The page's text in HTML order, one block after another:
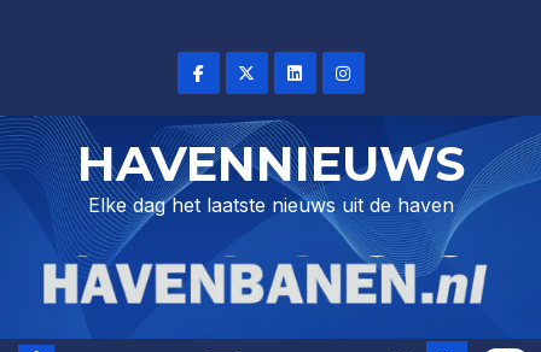
HAVENNIEUWS
Elke dag het laatste nieuws uit de haven